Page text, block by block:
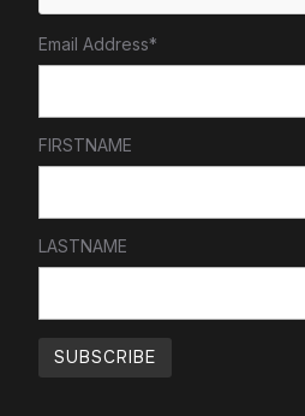
Email Address*
FIRSTNAME
LASTNAME